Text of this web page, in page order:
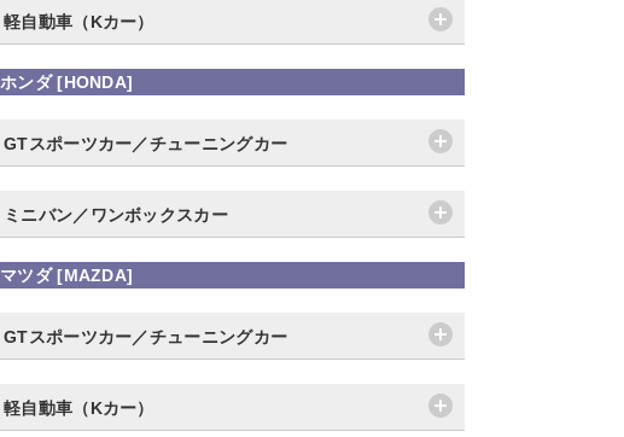
軽自動車（Kカー）
ホンダ [HONDA]
GTスポーツカー／チューニングカー
ミニバン／ワンボックスカー
マツダ [MAZDA]
GTスポーツカー／チューニングカー
軽自動車（Kカー）